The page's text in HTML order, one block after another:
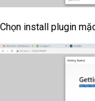
Chọn install plugin